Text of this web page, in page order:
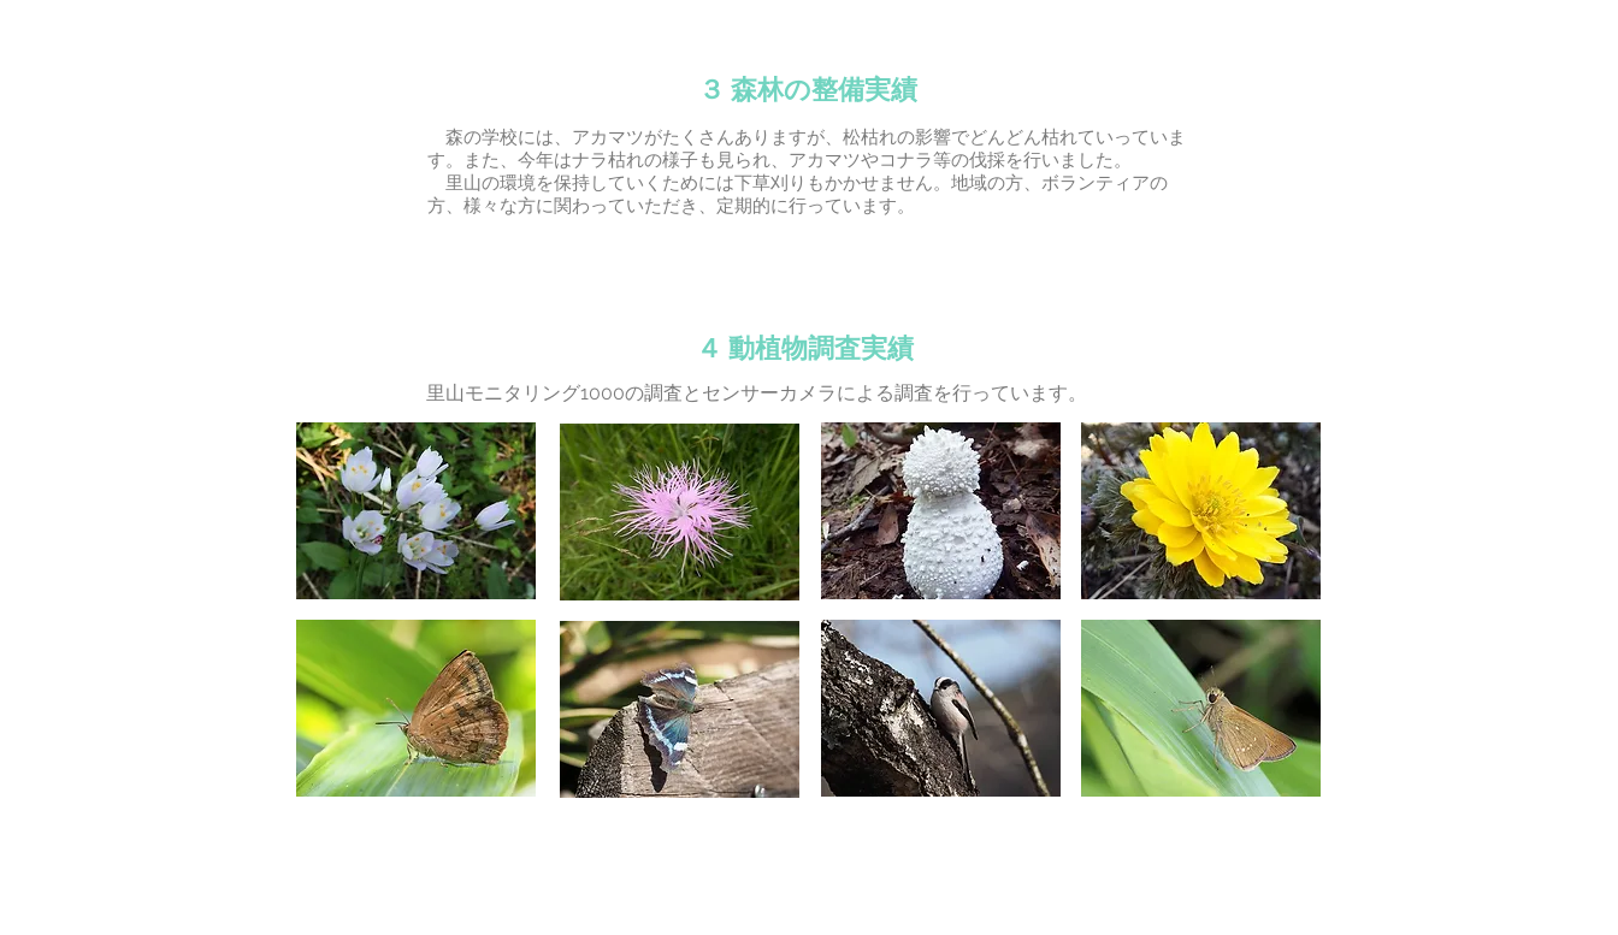
​３ 森林の整備実績
森の学校には、アカマツがたくさんありますが、松枯れの影響でどんどん枯れていっていま
す。また、今年はナラ枯れの様子も見られ、アカマツやコナラ等の伐採を行いました。
里山の環境を保持していくためには下草刈りもかかせません。地域の方、ボランティアの
方、様々な方に関わっていただき、定期的に行っています。
​４ 動植物調査実績
里山モニタリング1000の調査とセンサーカメラによる調査を行っています。